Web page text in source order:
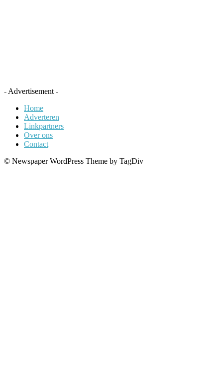
- Advertisement -
Home
Adverteren
Linkpartners
Over ons
Contact
© Newspaper WordPress Theme by TagDiv